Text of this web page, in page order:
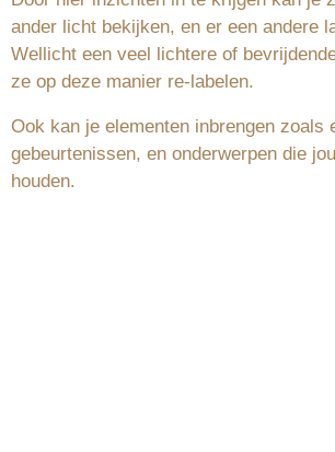
ander licht bekijken, en er een andere
Wellicht een veel lichtere of
ze op deze manier re-labelen.
Ook kan je elementen inbrengen zoals
gebeurtenissen, en onderwerpen die
houden.